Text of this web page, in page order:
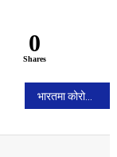
0
Shares
भारतमा कोरोना संक्रमित बढे पछि प्रदेश स्वास्थ्य मन्त्रीहरूको आकस्मिक बैठक